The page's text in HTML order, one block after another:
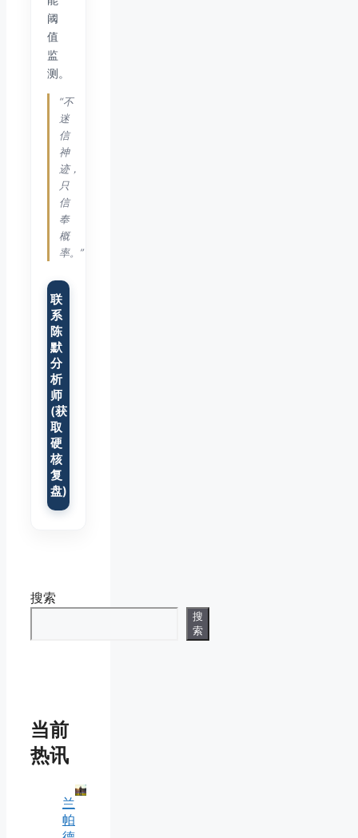
阈
值
监
测。
“不
迷
信
神
迹，
只
信
奉
概
率。”
联
系
陈
默
分
析
师
(获
取
硬
核
复
盘)
搜索
搜
索
当前
热讯
兰
帕